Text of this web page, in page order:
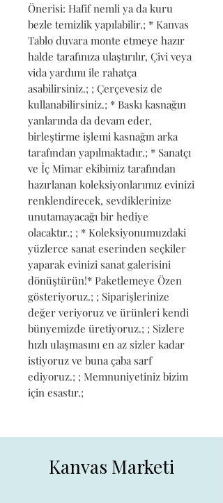
Önerisi: Hafif nemli ya da kuru
bezle temizlik yapılabilir.; * Kanvas
Tablo duvara monte etmeye hazır
halde tarafınıza ulaştırılır, Çivi veya
vida yardımı ile rahatça
asabilirsiniz.; ; Çerçevesiz de
kullanabilirsiniz.; * Baskı kasnağın
yanlarında da devam eder,
birleştirme işlemi kasnağın arka
tarafından yapılmaktadır.; * Sanatçı
ve İç Mimar ekibimiz tarafından
hazırlanan koleksiyonlarımız evinizi
renklendirecek, sevdiklerinize
unutamayacağı bir hediye
olacaktır.; ; * Koleksiyonumuzdaki
yüzlerce sanat eserinden seçkiler
yaparak evinizi sanat galerisini
dönüştürün!* Paketlemeye Özen
gösteriyoruz.; ; Siparişlerinize
değer veriyoruz ve ürünleri kendi
bünyemizde üretiyoruz.; ; Sizlere
hızlı ulaşmasını en az sizler kadar
istiyoruz ve buna çaba sarf
ediyoruz.; ; Memnuniyetiniz bizim
için esastır.;
Kanvas Marketi